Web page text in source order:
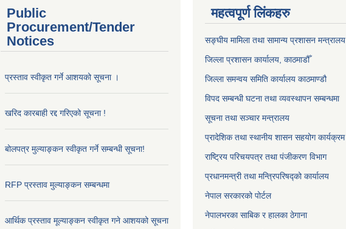
Public
Procurement/Tender
Notices
प्रस्ताव स्वीकृत गर्ने आशयको सूचना ।
खरिद कारबाही रद्द गरिएको सूचना !
बोलपत्र मुल्याङ्कन स्वीकृत गर्ने सम्बन्धी सूचना!
RFP प्रस्ताव मुल्याङ्कन सम्बन्धमा
आर्थिक प्रस्ताव मूल्याङ्कन स्वीकृत गने आशयको सूचना
महत्वपूर्ण लिंकहरु
सङ्‍घीय मामिला तथा सामान्य प्रशासन मन्त्रालय
जिल्ला प्रशासन कार्यालय, काठमाडौँ
जिल्ला समन्वय समिति कार्यालय काठमाण्ड‌ौ
विपद सम्बन्धी घटना तथा व्यवस्थापन सम्बन्धमा
सूचना तथा सञ्चार मन्त्रालय
प्रादेशिक तथा स्थानीय शासन सहयोग कार्यक्रम
राष्ट्रिय परिचयपत्र तथा पंजीकरण विभाग
प्रधानमन्त्री तथा मन्त्रिपरिषद्को कार्यालय
नेपाल सरकारको पोर्टल
नेपालभरका साबिक र हालका ठेगाना